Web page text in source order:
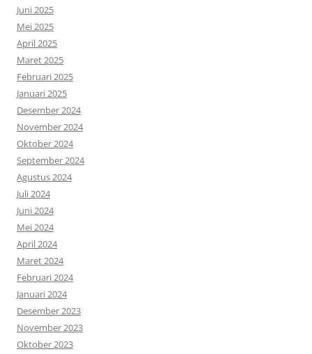
Juni 2025
Mei 2025
April 2025
Maret 2025
Februari 2025
Januari 2025
Desember 2024
November 2024
Oktober 2024
September 2024
Agustus 2024
Juli 2024
Juni 2024
Mei 2024
April 2024
Maret 2024
Februari 2024
Januari 2024
Desember 2023
November 2023
Oktober 2023